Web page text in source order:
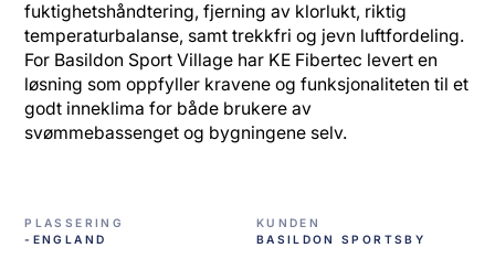
fuktighetshåndtering, fjerning av klorlukt, riktig
temperaturbalanse, samt trekkfri og jevn luftfordeling.
For Basildon Sport Village har KE Fibertec levert en
løsning som oppfyller kravene og funksjonaliteten til et
godt inneklima for både brukere av
svømmebassenget og bygningene selv.
PLASSERING
-ENGLAND
KUNDEN
BASILDON SPORTSBY